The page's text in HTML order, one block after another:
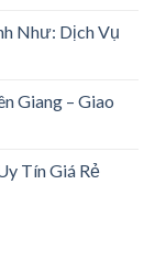
Như: Dịch Vụ
Giang – Giao
Tín Giá Rẻ